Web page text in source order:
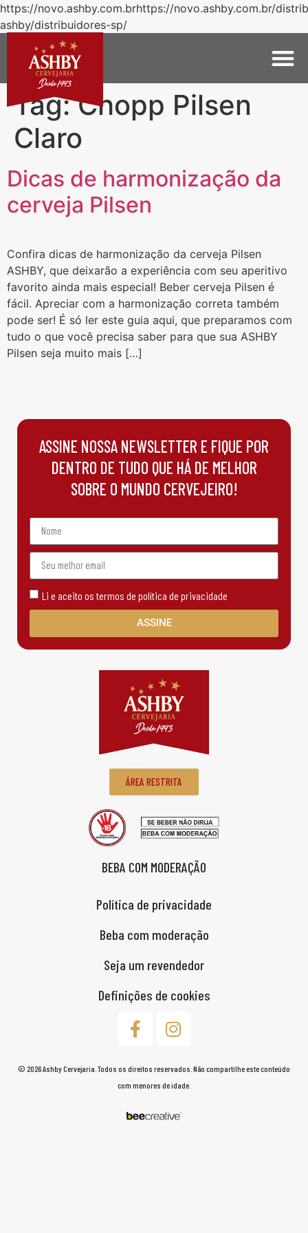
https://novo.ashby.com.brhttps://novo.ashby.com.br/
ashby/distribuidores-sp/
Tag:Chopp Pilsen
Claro
Dicas de harmonização da
cerveja Pilsen
Confira dicas de harmonização da cerveja Pilsen
ASHBY, que deixarão a experiência com seu aperitivo
favorito ainda mais especial! Beber cerveja Pilsen é
fácil. Apreciar com a harmonização correta também
pode ser! É só ler este guia aqui, que preparamos com
tudo o que você precisa saber para que sua ASHBY
Pilsen seja muito mais […]
ASSINE NOSSA NEWSLETTER E FIQUE POR
DENTRO DE TUDO QUE HÁ DE MELHOR
SOBRE O MUNDO CERVEJEIRO!
Li e aceito os termos de política de privacidade
ASSINE
ÁREA RESTRITA
BEBA COM MODERAÇÃO
Política de privacidade
Beba com moderação
Seja um revendedor
Definições de cookies
© 2026 Ashby Cervejaria. Todos os direitos reservados. Não compartilhe este conteúdo
com menores de idade.